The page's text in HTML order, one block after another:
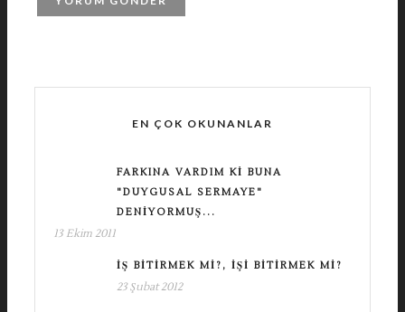
EN ÇOK OKUNANLAR
FARKINA VARDIM KI BUNA
"DUYGUSAL SERMAYE"
DENIYORMUŞ...
13 Ekim 2011
İŞ BITIRMEK MI?, İŞI BITIRMEK MI?
23 Şubat 2012